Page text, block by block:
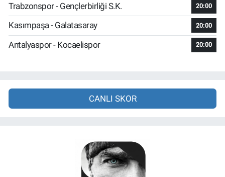
Trabzonspor - Gençlerbirliği S.K. 20:00
Kasımpaşa - Galatasaray 20:00
Antalyaspor - Kocaelispor 20:00
CANLI SKOR